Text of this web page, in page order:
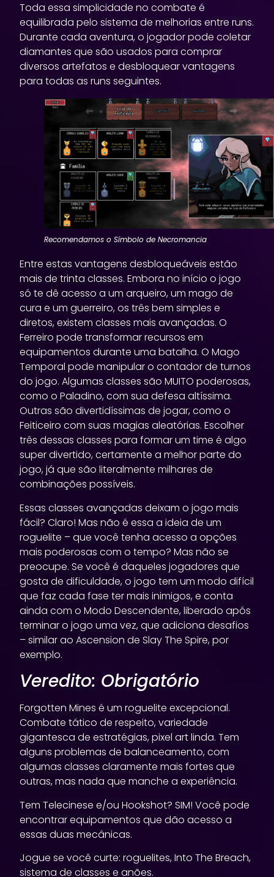
Toda essa simplicidade no combate é
equilibrada pelo sistema de melhorias entre runs.
Durante cada aventura, o jogador pode coletar
diamantes que são usados para comprar
diversos artefatos e desbloquear vantagens
para todas as runs seguintes.
Recomendamos o Símbolo de Necromancia
Entre estas vantagens desbloqueáveis estão
mais de trinta classes. Embora no início o jogo
só te dê acesso a um arqueiro, um mago de
cura e um guerreiro, os três bem simples e
diretos, existem classes mais avançadas. O
Ferreiro pode transformar recursos em
equipamentos durante uma batalha. O Mago
Temporal pode manipular o contador de turnos
do jogo. Algumas classes são MUITO poderosas,
como o Paladino, com sua defesa altíssima.
Outras são divertidíssimas de jogar, como o
Feiticeiro com suas magias aleatórias. Escolher
três dessas classes para formar um time é algo
super divertido, certamente a melhor parte do
jogo, já que são literalmente milhares de
combinações possíveis.
Essas classes avançadas deixam o jogo mais
fácil? Claro! Mas não é essa a ideia de um
roguelite – que você tenha acesso a opções
mais poderosas com o tempo? Mas não se
preocupe. Se você é daqueles jogadores que
gosta de dificuldade, o jogo tem um modo difícil
que faz cada fase ter mais inimigos, e conta
ainda com o Modo Descendente, liberado após
terminar o jogo uma vez, que adiciona desafios
– similar ao Ascension de Slay The Spire, por
exemplo.
Veredito: Obrigatório
Forgotten Mines é um roguelite excepcional.
Combate tático de respeito, variedade
gigantesca de estratégias, pixel art linda. Tem
alguns problemas de balanceamento, com
algumas classes claramente mais fortes que
outras, mas nada que manche a experiência.
Tem Telecinese e/ou Hookshot? SIM! Você pode
encontrar equipamentos que dão acesso a
essas duas mecânicas.
Jogue se você curte: roguelites, Into The Breach,
sistema de classes e anões.